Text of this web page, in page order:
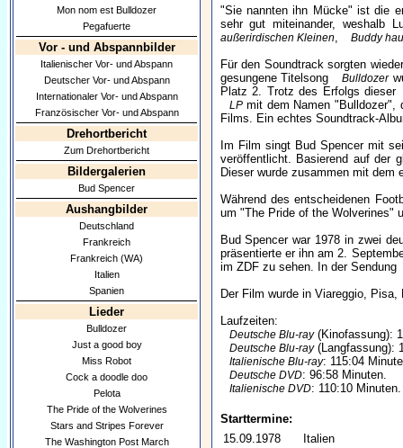
Mon nom est Bulldozer
Pegafuerte
Vor - und Abspannbilder
Italienischer Vor- und Abspann
Deutscher Vor- und Abspann
Internationaler Vor- und Abspann
Französischer Vor- und Abspann
Drehortbericht
Zum Drehortbericht
Bildergalerien
Bud Spencer
Aushangbilder
Deutschland
Frankreich
Frankreich (WA)
Italien
Spanien
Lieder
Bulldozer
Just a good boy
Miss Robot
Cock a doodle doo
Pelota
The Pride of the Wolverines
Stars and Stripes Forever
The Washington Post March
"Sie nannten ihn Mücke" ist die
sehr gut miteinander, weshalb
außerirdischen Kleinen, Buddy
Für den Soundtrack sorgten
gesungene Titelsong
Bulldozer
Platz 2. Trotz des Erfolgs dieser
LPmit dem Namen "Bulldozer",
Films. Ein echtes Soundtrack-
Im Film singt Bud Spencer mit
veröffentlicht. Basierend auf der
Dieser wurde zusammen mit
Während des entscheidenen
um "The Pride of the Wolverines"
Bud Spencer war 1978 in zwei
präsentierte er ihn am 2.
im ZDF zu sehen. In der Sendung
Der Film wurde in Viareggio,
Laufzeiten:
Deutsche Blu-ray(Kinofassung):
Deutsche Blu-ray(Langfassung):
Italienische Blu-ray: 115:04
Deutsche DVD: 96:58 Minuten.
Italienische DVD: 110:10 Minuten.
Starttermine:
15.09.1978
Italien